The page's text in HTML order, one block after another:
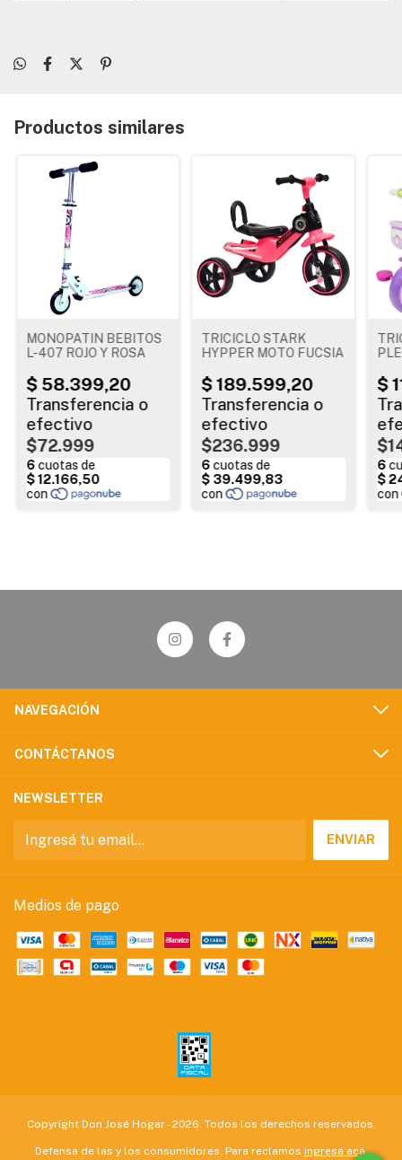
Productos similares
MONOPATIN BEBITOS
L-407 ROJO Y ROSA
$72.999
TRICICLO STARK
HYPPER MOTO FUCSIA
$236.999
NAVEGACIÓN
CONTÁCTANOS
NEWSLETTER
Medios de pago
Copyright Don José Hogar - 2026. Todos los derechos reservados.
Defensa de las y los consumidores. Para reclamos ingresá acá.